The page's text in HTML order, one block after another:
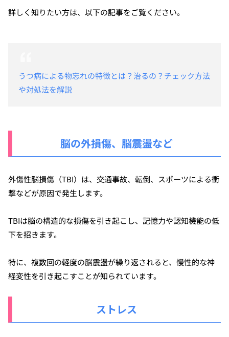
詳しく知りたい方は、以下の記事をご覧ください。
うつ病による物忘れの特徴とは？治るの？チェック方法
や対処法を解説
脳の外損傷、脳震盪など
外傷性脳損傷（TBI）は、交通事故、転倒、スポーツによる衝
撃などが原因で発生します。
TBIは脳の構造的な損傷を引き起こし、記憶力や認知機能の低
下を招きます。
特に、複数回の軽度の脳震盪が繰り返されると、慢性的な神
経変性を引き起こすことが知られています。
ストレス